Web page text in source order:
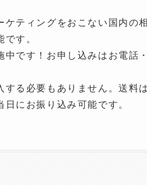
ティングをおこない国内の
す。
です！お申し込みはお電話
る必要もありません。送料
にお振り込み可能です。